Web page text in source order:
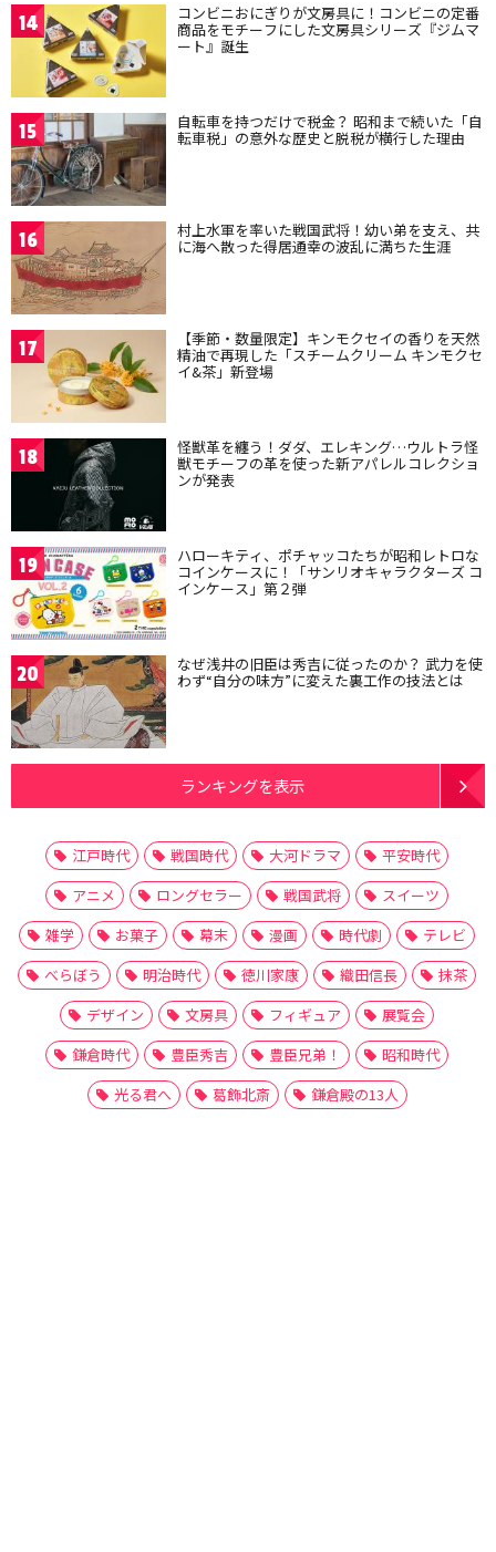
14 コンビニおにぎりが文房具に！コンビニの定番
商品をモチーフにした文房具シリーズ『ジムマ
ート』誕生
15 自転車を持つだけで税金？ 昭和まで続いた「自
転車税」の意外な歴史と脱税が横行した理由
16 村上水軍を率いた戦国武将！幼い弟を支え、共
に海へ散った得居通幸の波乱に満ちた生涯
17 【季節・数量限定】キンモクセイの香りを天然
精油で再現した「スチームクリーム キンモクセ
イ&茶」新登場
18 怪獣革を纏う！ダダ、エレキング…ウルトラ怪
獣モチーフの革を使った新アパレルコレクショ
ンが発表
19 ハローキティ、ポチャッコたちが昭和レトロな
コインケースに！「サンリオキャラクターズ コ
インケース」第２弾
20 なぜ浅井の旧臣は秀吉に従ったのか？ 武力を使
わず“自分の味方”に変えた裏工作の技法とは
ランキングを表示
江戸時代 戦国時代 大河ドラマ
平安時代
アニメ
ロングセラー 戦国武将
スイーツ
雑学
お菓子 幕末 漫画 時代劇
テレビ
べらぼう
明治時代 徳川家康 織田信長
抹茶
デザイン
文房具 フィギュア
展覧会
鎌倉時代
豊臣秀吉 豊臣兄弟！
昭和時代
光る君へ
葛飾北斎 鎌倉殿の13人